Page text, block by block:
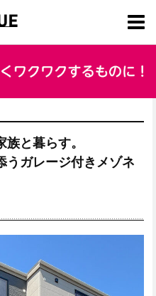
と暮らす。
うガレージ付きメゾネ